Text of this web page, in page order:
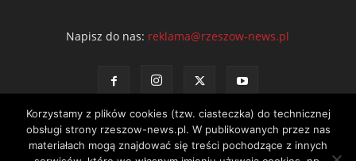
Napisz do nas: reklama@rzeszow-news.pl
Korzystamy z plików cookies (tzw. ciasteczka) do technicznej
obsługi strony rzeszow-news.pl. W publikowanych przez nas
materiałach mogą znajdować się treści pochodzące z innych